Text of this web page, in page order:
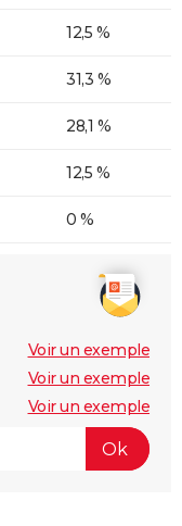
12,5 %
31,3 %
28,1 %
12,5 %
0 %
Voir un exemple
Voir un exemple
Voir un exemple